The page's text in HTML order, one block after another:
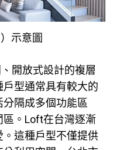
示意圖
開放式設計的複層
型通常具有較大的
隔成多個功能區
區。Loft在台灣逐漸
這種戶型不僅提供